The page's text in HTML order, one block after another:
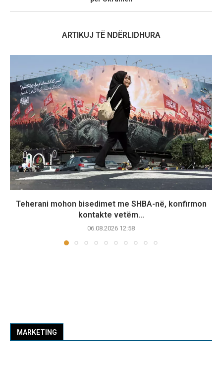
ARTIKUJ TË NDËRLIDHURA
Teherani mohon bisedimet me SHBA-në, konfirmon
kontakte vetëm...
06.08.2026 12:58
MARKETING